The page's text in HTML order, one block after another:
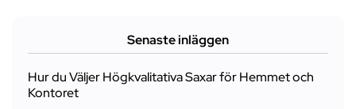
Senaste inläggen
Hur du Väljer Högkvalitativa Saxar för Hemmet och
Kontoret